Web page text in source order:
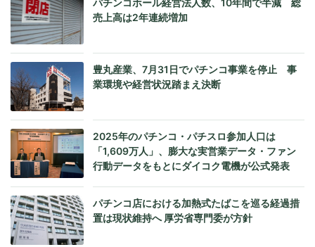
パチンコホール経営法人数、10年間で半減 総
売上高は2年連続増加
豊丸産業、7月31日でパチンコ事業を停止 事
業環境や経営状況踏まえ決断
2025年のパチンコ・パチスロ参加人口は
「1,609万人」、膨大な実営業データ・ファン
行動データをもとにダイコク電機が公式発表
パチンコ店における加熱式たばこを巡る経過措
置は現状維持へ 厚労省専門委が方針